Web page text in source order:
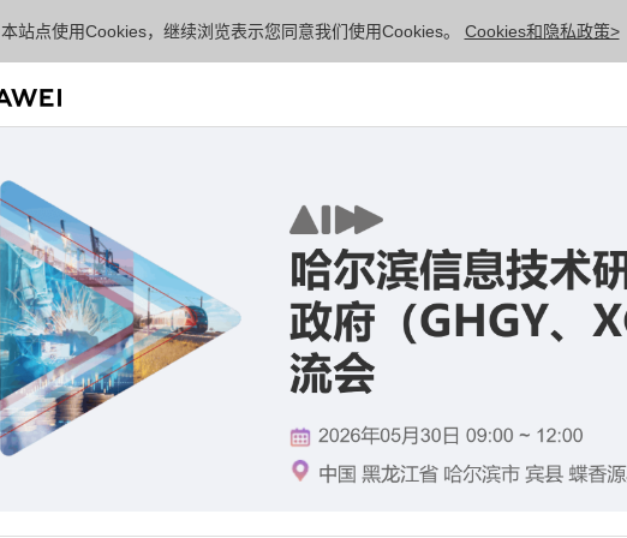
本站点使用Cookies，继续浏览表示您同意我们使用Cookies。 Cookies和隐私政策>